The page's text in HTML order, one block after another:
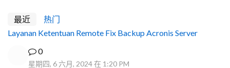
最近
热门
Layanan Ketentuan Remote Fix Backup Acronis Server
0
星期四, 6 六月, 2024 在 1:20 PM